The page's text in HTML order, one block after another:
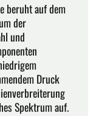
beruht auf dem
der
und
Druck
Spektrum auf.